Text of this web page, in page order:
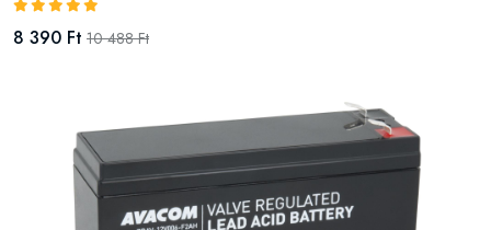
8 390 Ft 10 488 Ft